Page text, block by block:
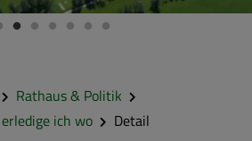
Rathaus & Politik
ich wo Detail